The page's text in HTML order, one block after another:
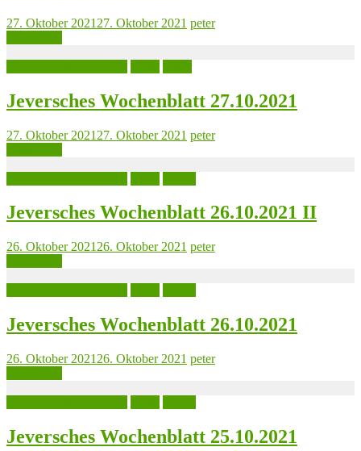
27. Oktober 2021 27. Oktober 2021 peter
Jeversches Wochenblatt 27.10.2021
27. Oktober 2021 27. Oktober 2021 peter
Jeversches Wochenblatt 26.10.2021 II
26. Oktober 2021 26. Oktober 2021 peter
Jeversches Wochenblatt 26.10.2021
26. Oktober 2021 26. Oktober 2021 peter
Jeversches Wochenblatt 25.10.2021